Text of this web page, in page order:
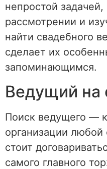
непростой
рассмотрении и
найти свадебного
сделает их
запоминающимся.
Ведущий на
Поиск ведущего —
организации
стоит
самого главного